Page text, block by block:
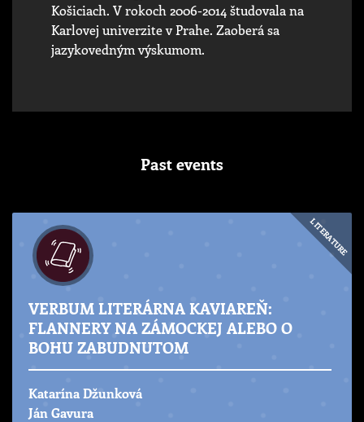
Košiciach. V rokoch 2006-2014 študovala na
Karlovej univerzite v Prahe. Zaoberá sa
jazykovedným výskumom.
Past events
LITERATURE
VERBUM LITERÁRNA KAVIAREŇ:
FLANNERY NA ZÁMOCKEJ ALEBO O
BOHU ZABUDNUTOM
Katarína Džunková
Ján Gavura